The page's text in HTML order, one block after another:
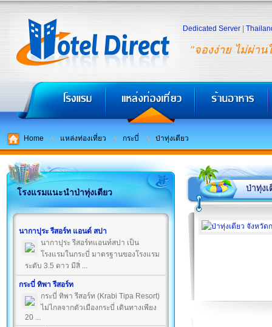
"จองง่าย ไม่ผ่าน
Dedicated Server
Home แหล่งท่องเที่ยว กระบี่ ป่าทุ่งเตียว
โรงแรมแนะนำป่าทุ่งเตียว
นากาปุระ รีสอร์ท แอนด์ สปา
นากาปุระ รีสอร์ทแอนท์สปา เป็น
โรงแรมในกระบี่ มาตรฐานของโรงแรม
ระดับ 3.5 ดาว มีสิ่ ...
กระบี่ ทิพา รีสอร์ท
กระบี่ ทิพา รีสอร์ท (Krabi Tipa Resort)
ไม่ไกลจากตัวเมืองกระบี่ เดินทางเพียง
20 ...
ป่าทุ่งเ